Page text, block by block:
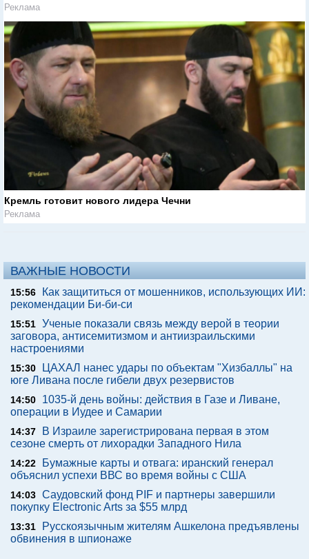
Реклама
Кремль готовит нового лидера Чечни
Реклама
ВАЖНЫЕ НОВОСТИ
15:56
Как защититься от мошенников, использующих ИИ:
рекомендации Би-би-си
15:51 Ученые показали связь между верой в теории
заговора, антисемитизмом и антиизраильскими
настроениями
15:30
ЦАХАЛ нанес удары по объектам "Хизбаллы" на
юге Ливана после гибели двух резервистов
14:50
1035-й день войны: действия в Газе и Ливане,
операции в Иудее и Самарии
14:37
В Израиле зарегистрирована первая в этом
сезоне смерть от лихорадки Западного Нила
14:22
Бумажные карты и отвага: иранский генерал
объяснил успехи ВВС во время войны с США
14:03 Саудовский фонд PIF и партнеры завершили
покупку Electronic Arts за $55 млрд
13:31
Русскоязычным жителям Ашкелона предъявлены
обвинения в шпионаже